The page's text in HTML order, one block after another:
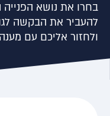
בחרו את נושא
להעביר את הבקשה
ולחזור אליכם עם